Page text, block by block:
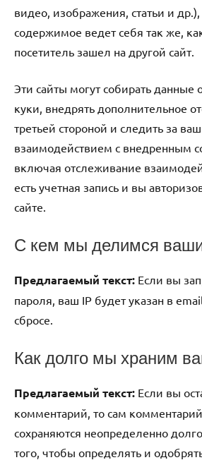
видео, изображения, статьи и
содержимое ведет себя так же,
посетитель зашел на другой сайт.
Эти сайты могут собирать данные
куки, внедрять дополнительное
третьей стороной и следить за
взаимодействием с внедренным
включая отслеживание
есть учетная запись и вы
сайте.
С кем мы делимся
Предлагаемый текст: Если вы
пароля, ваш IP будет указан в
сбросе.
Как долго мы храним
Предлагаемый текст: Если вы
комментарий, то сам
сохраняются неопределенно
того, чтобы определять и